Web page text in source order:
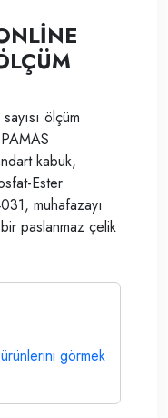
ölçüm
kabuk,
Ester
muhafazayı
paslanmaz çelik
görmek